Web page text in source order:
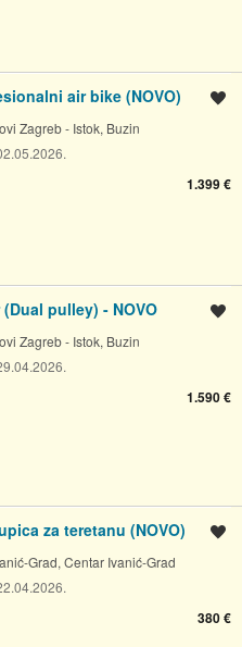
air bike (NOVO)
Zagreb - Istok, Buzin
1.399 €
pulley) - NOVO
Zagreb - Istok, Buzin
1.590 €
za teretanu (NOVO)
Grad, Centar Ivanić-Grad
380 €